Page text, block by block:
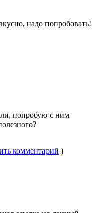
надо попробовать!
попробую с ним
комментарий )